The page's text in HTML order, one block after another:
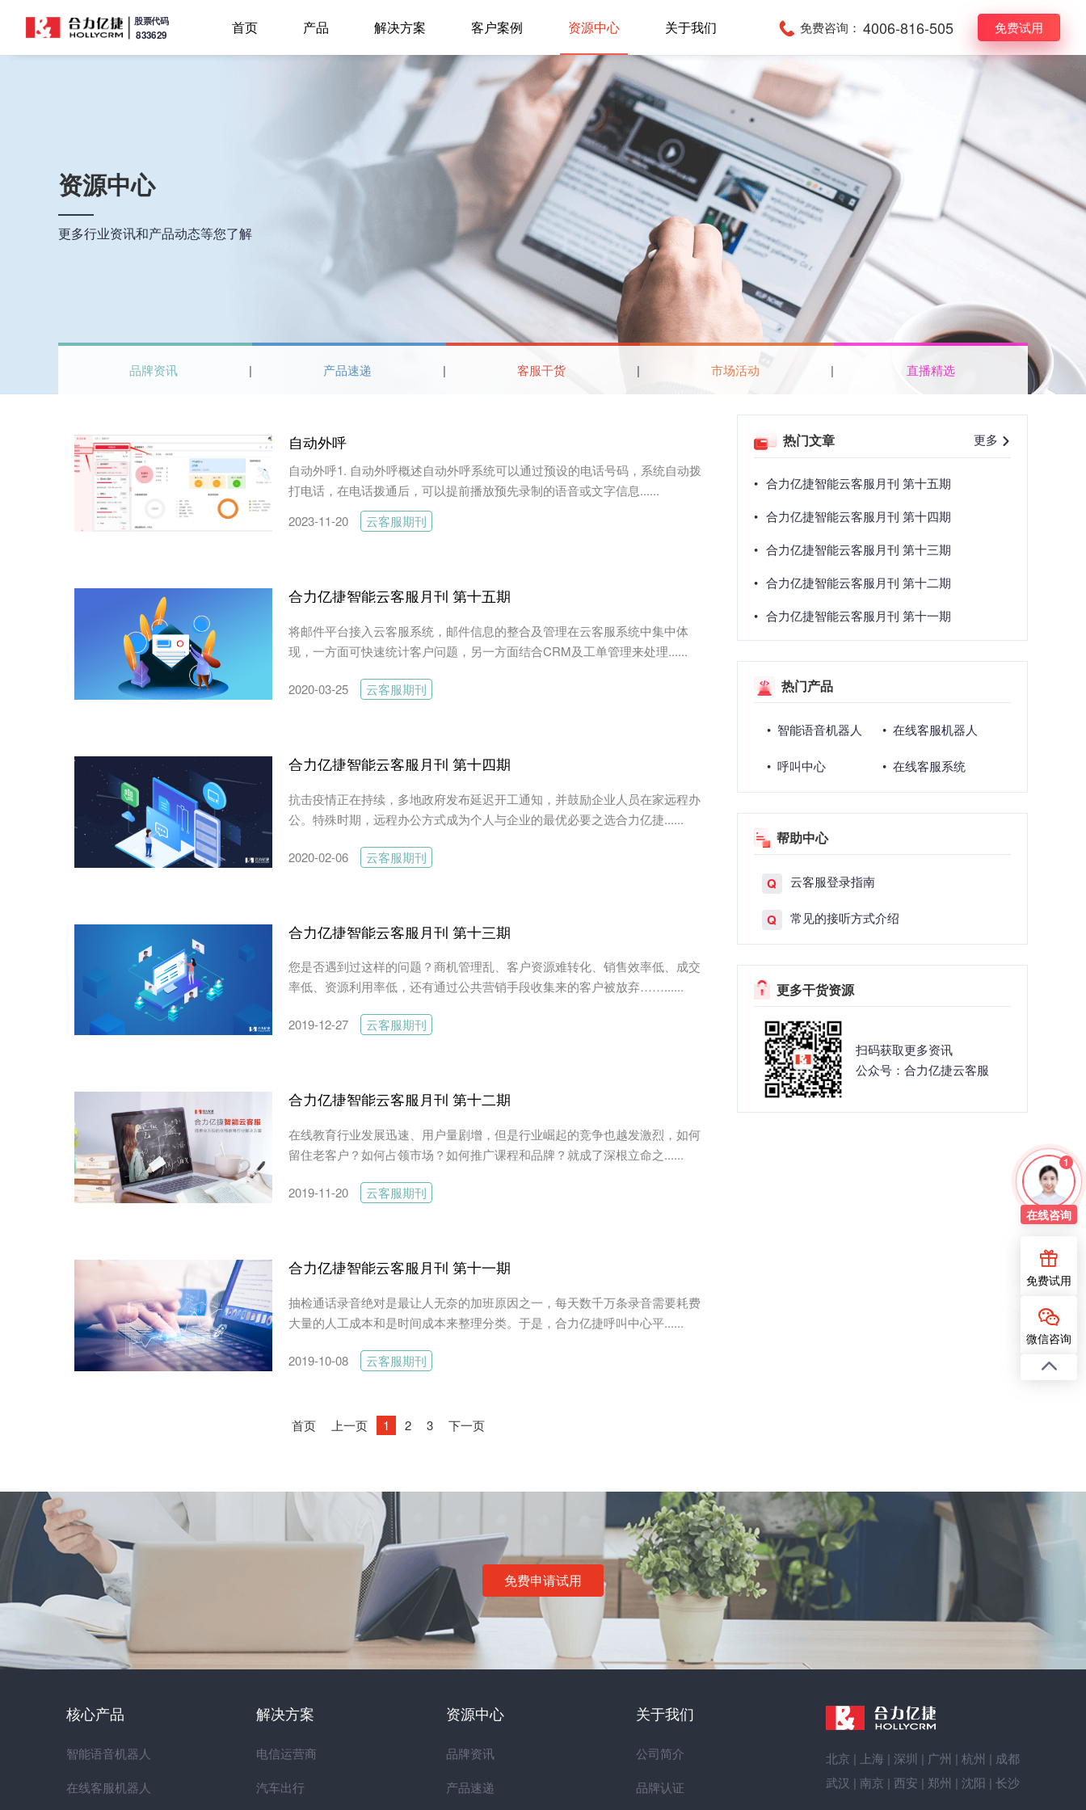
股票代码
833629 首页 产品 解决方案 客户案例 资源中心 关于我们 免费咨询： 4006-816-505 免费试用
资源中心
更多行业资讯和产品动态等您了解
品牌资讯 产品速递 客服干货 市场活动 直播精选
自动外呼
自动外呼1. 自动外呼概述自动外呼系统可以通过预设的电话号码，系统自动拨
打电话，在电话拨通后，可以提前播放预先录制的语音或文字信息......
2023-11-20
云客服期刊
合力亿捷智能云客服月刊 第十五期
将邮件平台接入云客服系统，邮件信息的整合及管理在云客服系统中集中体
现，一方面可快速统计客户问题，另一方面结合CRM及工单管理来处理......
2020-03-25 云客服期刊
合力亿捷智能云客服月刊 第十四期
抗击疫情正在持续，多地政府发布延迟开工通知，并鼓励企业人员在家远程办
公。特殊时期，远程办公方式成为个人与企业的最优必要之选合力亿捷......
2020-02-06 云客服期刊
合力亿捷智能云客服月刊 第十三期
您是否遇到过这样的问题？商机管理乱、客户资源难转化、销售效率低、成交
率低、资源利用率低，还有通过公共营销手段收集来的客户被放弃……......
2019-12-27 云客服期刊
合力亿捷智能云客服月刊 第十二期
在线教育行业发展迅速、用户量剧增，但是行业崛起的竞争也越发激烈，如何
留住老客户？如何占领市场？如何推广课程和品牌？就成了深根立命之......
2019-11-20 云客服期刊
合力亿捷智能云客服月刊 第十一期
抽检通话录音绝对是最让人无奈的加班原因之一，每天数千万条录音需要耗费
大量的人工成本和是时间成本来整理分类。于是，合力亿捷呼叫中心平......
2019-10-08 云客服期刊
首页 上一页 1 2 3 下一页
热门文章 更多
合力亿捷智能云客服月刊 第十五期
合力亿捷智能云客服月刊 第十四期
合力亿捷智能云客服月刊 第十三期
合力亿捷智能云客服月刊 第十二期
合力亿捷智能云客服月刊 第十一期
热门产品
• 智能语音机器人 • 在线客服机器人
• 呼叫中心 • 在线客服系统
帮助中心
Q 云客服登录指南
Q 常见的接听方式介绍
更多干货资源
扫码获取更多资讯
公众号：合力亿捷云客服
免费申请试用
核心产品
智能语音机器人
在线客服机器人
解决方案
电信运营商
汽车出行
资源中心
品牌资讯
产品速递
关于我们
公司简介
品牌认证
北京 | 上海 | 深圳 | 广州 | 杭州 | 成都
武汉 | 南京 | 西安 | 郑州 | 沈阳 | 长沙
1
在线咨询
免费试用
微信咨询